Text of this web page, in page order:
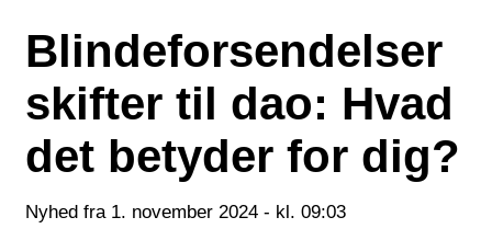
Blindeforsendelser
skifter til dao: Hvad
det betyder for dig?
Nyhed fra 1. november 2024 - kl. 09:03